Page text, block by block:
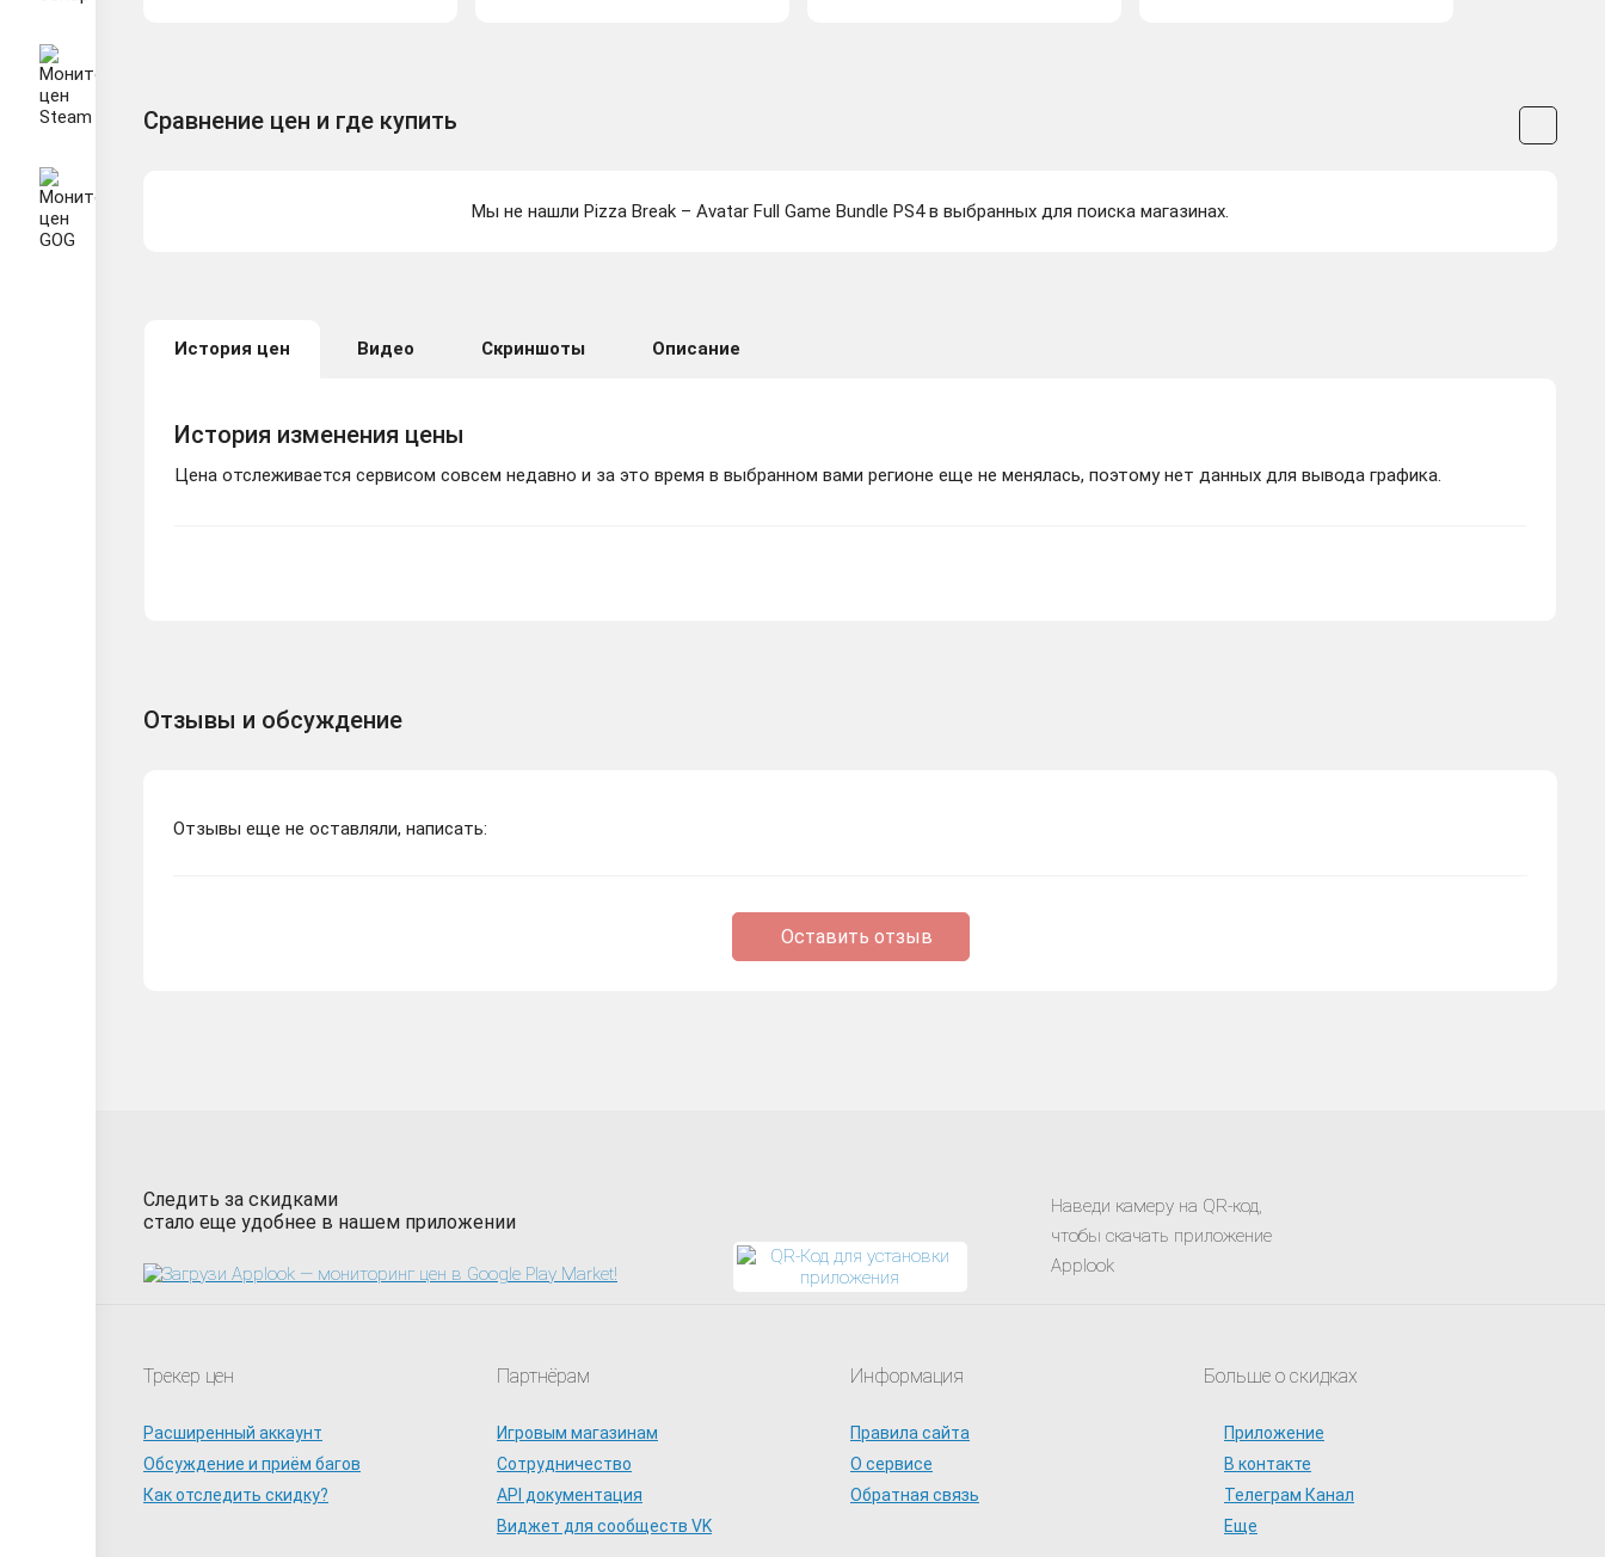
Сравнение цен и где купить
Мы не нашли Pizza Break – Avatar Full Game Bundle PS4 в выбранных для поиска магазинах.
История цен Видео Скриншоты Описание
История изменения цены
Цена отслеживается сервисом совсем недавно и за это время в выбранном вами регионе еще не менялась, поэтому нет данных для вывода графика.
Отзывы и обсуждение
Отзывы еще не оставляли, написать:
Оставить отзыв
Следить за скидками
стало еще удобнее в нашем приложении
Наведи камеру на QR-код,
чтобы скачать приложение
Applook
Трекер цен
Расширенный аккаунт
Обсуждение и приём багов
Как отследить скидку?
Партнёрам
Игровым магазинам
Сотрудничество
API документация
Виджет для сообществ VK
Информация
Правила сайта
О сервисе
Обратная связь
Больше о скидках
Приложение
В контакте
Телеграм Канал
Еще